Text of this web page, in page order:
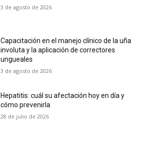
3 de agosto de 2026
Capacitación en el manejo clínico de la uña
involuta y la aplicación de correctores
ungueales
3 de agosto de 2026
Hepatitis: cuál su afectación hoy en día y
cómo prevenirla
28 de julio de 2026